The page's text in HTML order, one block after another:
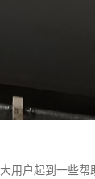
用户起到一些帮